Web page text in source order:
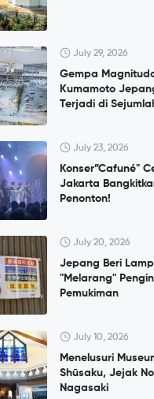
July 29, 2026
Gempa
Kumamoto
Terjadi di
July 23, 2026
Konser”Cafuné"
Jakarta
Penonton!
July 20, 2026
Jepang Beri
"Melarang"
Pemukiman
July 10, 2026
Menelusuri
Shūsaku, Jejak
Nagasaki